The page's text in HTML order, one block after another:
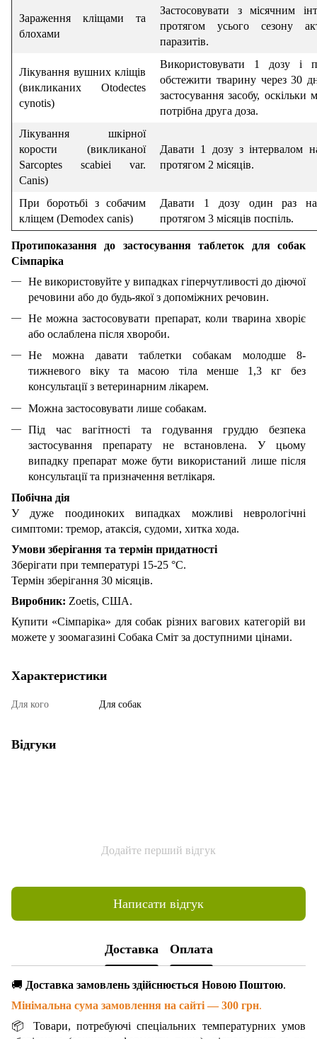
Зараження кліщами та
блохами
Застосовувати з місячним
протягом усього сезону
паразитів.
Лікування вушних кліщів
(викликаних Otodectes
cynotis)
Використовувати 1 дозу і
обстежити тварину через 30
застосування засобу, оскільки
потрібна друга доза.
Лікування шкірної
корости (викликаної
Sarcoptes scabiei var.
Canis)
Давати 1 дозу з інтервалом
протягом 2 місяців.
При боротьбі з собачим
кліщем (Demodex canis)
Давати 1 дозу один раз на
протягом 3 місяців поспіль.
Протипоказання до застосування таблеток для собак
Сімпаріка
Не використовуйте у випадках гіперчутливості до діючої
речовини або до будь-якої з допоміжних речовин.
Не можна застосовувати препарат, коли тварина хворіє
або ослаблена після хвороби.
Не можна давати таблетки собакам молодше 8-
тижневого віку та масою тіла менше 1,3 кг без
консультації з ветеринарним лікарем.
Можна застосовувати лише собакам.
Під час вагітності та годування груддю безпека
застосування препарату не встановлена. У цьому
випадку препарат може бути використаний лише після
консультації та призначення ветлікаря.
Побічна дія
У дуже поодиноких випадках можливі неврологічні
симптоми: тремор, атаксія, судоми, хитка хода.
Умови зберігання та термін придатності
Зберігати при температурі 15-25 °С.
Термін зберігання 30 місяців.
Виробник: Zoetis, США.
Купити «Сімпаріка» для собак різних вагових категорій ви
можете у зоомагазині Собака Сміт за доступними цінами.
Характеристики
Для кого Для собак
Відгуки
Додайте перший відгук
Написати відгук
Доставка Оплата
🚚 Доставка замовлень здійснюється Новою Поштою.
Мінімальна сума замовлення на сайті — 300 грн.
📦 Товари, потребуючі спеціальних температурних умов